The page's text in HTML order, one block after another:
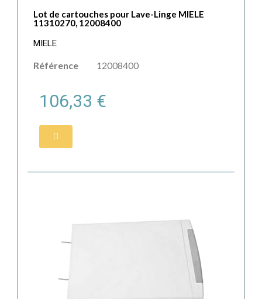
Lot de cartouches pour Lave-Linge MIELE
11310270, 12008400
MIELE
Référence 12008400
106,33 €